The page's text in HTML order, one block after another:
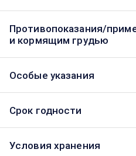
Противопоказания/
и кормящим грудью
Особые указания
Срок годности
Условия хранения